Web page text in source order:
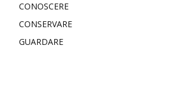
CONOSCERE
CONSERVARE
GUARDARE